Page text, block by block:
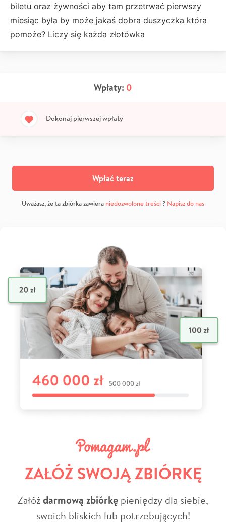
biletu oraz żywności aby tam przetrwać pierwszy
miesiąc była by może jakaś dobra duszyczka która
pomoże? Liczy się każda złotówka
Wpłaty: 0
Dokonaj pierwszej wpłaty
Wpłać teraz
Uważasz, że ta zbiórka zawiera niedozwolone treści? Napisz do nas
ZAŁÓŻ SWOJĄ ZBIÓRKĘ
Załóżdarmową zbiórkę pieniędzy dla siebie,
swoich bliskich lub potrzebujących!